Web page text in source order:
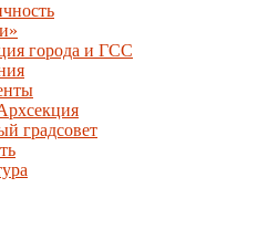
города и ГСС
градсовет